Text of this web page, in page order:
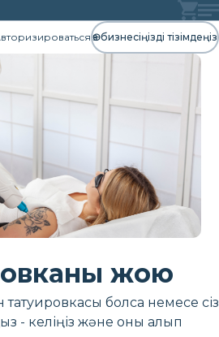
Өз бизнесіңізді тізімдеңіз
жою
татуировкасы болса немесе сіз
- келіңіз және оны алып